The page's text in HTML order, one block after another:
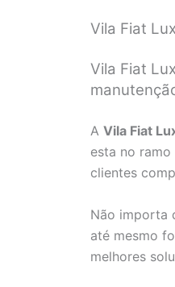
Vila Fiat
Vila Fiat
A Vila Fiat
esta no ramo
clientes
Não importa
até mesmo
melhores